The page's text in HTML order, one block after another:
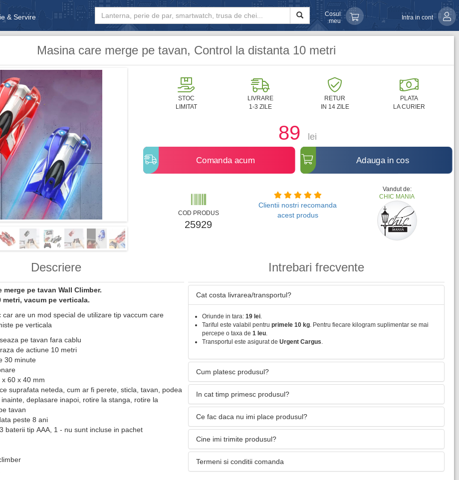
& Servire
& Bebe
Cosul
meu
Intra in cont
Masina care merge pe tavan, Control la distanta 10 metri
STOC
LIMITAT
LIVRARE
1-3 ZILE
RETUR
IN 14 ZILE
PLATA
LA CURIER
89 lei
Comanda acum Adauga in cos
COD PRODUS
25929
Clientii nostri recomanda
acest produs
Vandut de:
CHIC MANIA
Descriere
pe tavan Wall Climber.
vacum pe verticala.
car are un mod special de utilizare tip vaccum care
pe verticala
pe tavan fara cablu
de actiune 10 metri
30 minute
60 x 40 mm
suprafata neteda, cum ar fi perete, sticla, tavan, podea
deplasare inapoi, rotire la stanga, rotire la
tavan
peste 8 ani
baterii tip AAA, 1 - nu sunt incluse in pachet
Intrebari frecvente
Cat costa livrarea/transportul?
Oriunde in tara: 19 lei.
Tariful este valabil pentru primele 10 kg. Pentru fiecare kilogram suplimentar se mai
percepe o taxa de 1 leu.
Transportul este asigurat de Urgent Cargus.
Cum platesc produsul?
In cat timp primesc produsul?
Ce fac daca nu imi place produsul?
Cine imi trimite produsul?
Termeni si conditii comanda